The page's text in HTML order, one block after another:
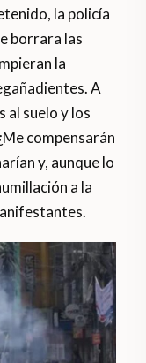
la policía
borrara las
la
A
al suelo y los
compensarán
y, aunque lo
a la